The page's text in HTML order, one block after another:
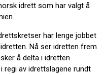
idrett som har valgt å
har lenge jobbet
Nå ser idretten frem
å delta i idretten
regi av idrettslagene rundt